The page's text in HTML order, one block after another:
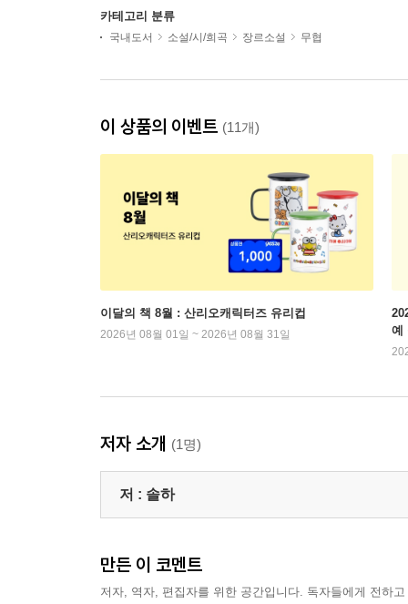
카테고리 분류
국내도서 소설/시/희곡 장르소설 무협
이 상품의 이벤트 (11개)
이달의 책 8월 : 산리오캐릭터즈 유리컵
2026년 08월 01일 ~ 2026년 08월 31일
예
저자 소개 (1명)
저 : 솔하
만든 이 코멘트
저자, 역자, 편집자를 위한 공간입니다. 독자들에게 전하